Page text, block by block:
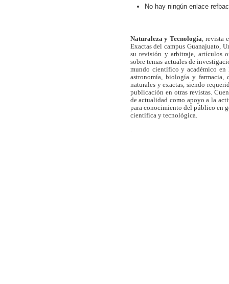
No hay ningún enlace
Naturaleza y Tecnología, revista
Exactas del campus Guanajuato,
su revisión y arbitraje, artículos
sobre temas actuales de
mundo científico y académico en
astronomía, biología y farmacia,
naturales y exactas, siendo
publicación en otras revistas.
de actualidad como apoyo a la
para conocimiento del público en
científica y tecnológica.
.